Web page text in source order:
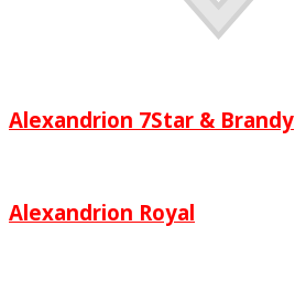
Alexandrion 7Star & Brandy
Alexandrion Royal